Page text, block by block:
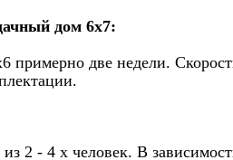
дом 6х7:
примерно две недели.
2 - 4 х человек. В